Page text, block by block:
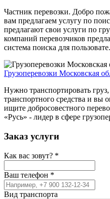
Частник перевозки. Добро
вам предлагаем услугу по
предлагают свои услуги по
компаний перевозчиков
система поиска для
Грузоперевозки Московская
Нужно транспортировать
транспортного средства и вы
ищите добросовестного
«Русь» - лидер в сфере
Заказ услуги
Как вас зовут? *
Ваш телефон *
Вид транспорта